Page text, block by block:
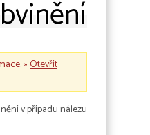
»Otevřít
v případu nálezu